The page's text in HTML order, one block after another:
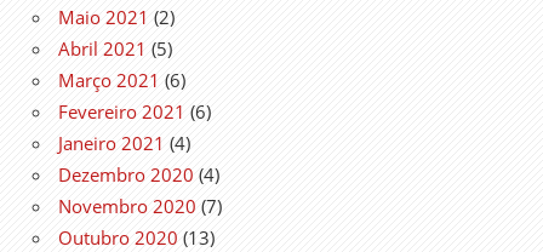
Maio 2021 (2)
Abril 2021 (5)
Março 2021 (6)
Fevereiro 2021 (6)
Janeiro 2021 (4)
Dezembro 2020 (4)
Novembro 2020 (7)
Outubro 2020 (13)